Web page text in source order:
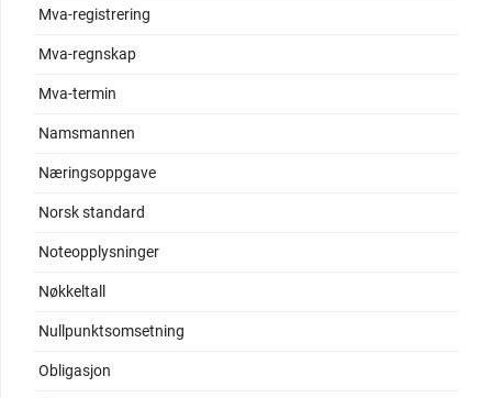
Mva-registrering
Mva-regnskap
Mva-termin
Namsmannen
Næringsoppgave
Norsk standard
Noteopplysninger
Nøkkeltall
Nullpunktsomsetning
Obligasjon